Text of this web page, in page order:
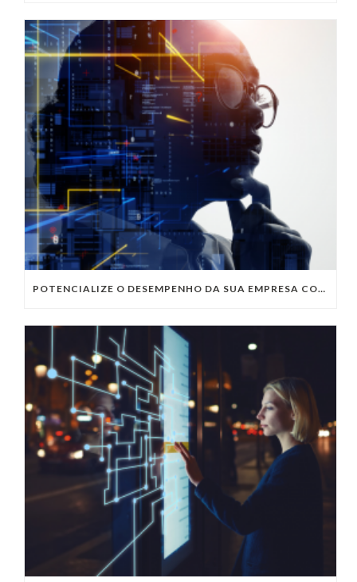
POTENCIALIZE O DESEMPENHO DA SUA EMPRESA COM OS SERVIÇOS DE TI DA VIVO VITA